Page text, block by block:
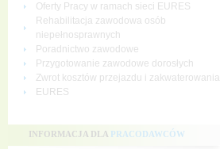
Oferty Pracy w ramach sieci EURES
Rehabilitacja zawodowa osób
niepełnosprawnych
Poradnictwo zawodowe
Przygotowanie zawodowe dorosłych
Zwrot kosztów przejazdu i zakwaterowania
EURES
INFORMACJA DLA PRACODAWCÓW